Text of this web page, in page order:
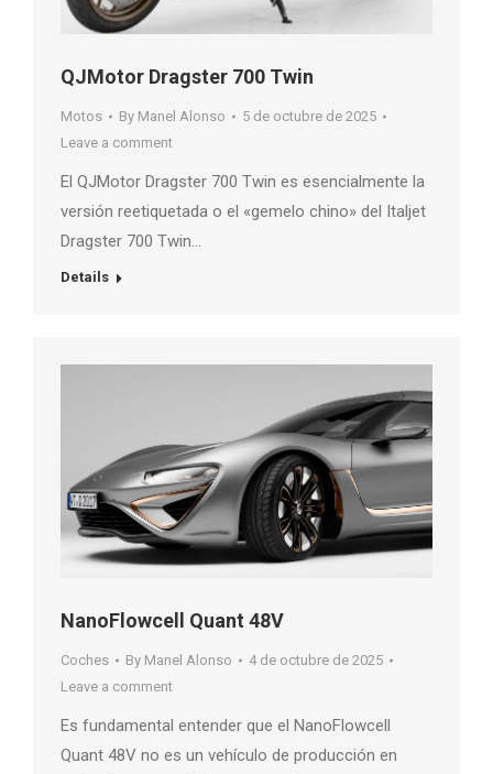
QJMotor Dragster 700 Twin
Motos By Manel Alonso
5 de octubre de 2025
Leave a comment
El QJMotor Dragster 700 Twin es esencialmente la
versión reetiquetada o el «gemelo chino» del Italjet
Dragster 700 Twin…
Details
NanoFlowcell Quant 48V
Coches By Manel Alonso
4 de octubre de 2025
Leave a comment
Es fundamental entender que el NanoFlowcell
Quant 48V no es un vehículo de producción en